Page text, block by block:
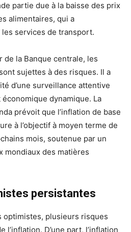
partie due à la baisse des prix
alimentaires, qui a
services de transport.
la Banque centrale, les
sujettes à des risques. Il a
d’une surveillance attentive
dynamique. La
prévoit que l’inflation de base
à l’objectif à moyen terme de
mois, soutenue par un
mondiaux des matières
persistantes
optimistes, plusieurs risques
l’inflation. D’une part, l’inflation